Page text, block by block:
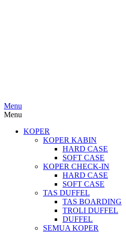
Menu
Menu
KOPER
KOPER KABIN
HARD CASE
SOFT CASE
KOPER CHECK-IN
HARD CASE
SOFT CASE
TAS DUFFEL
TAS BOARDING
TROLI DUFFEL
DUFFEL
SEMUA KOPER